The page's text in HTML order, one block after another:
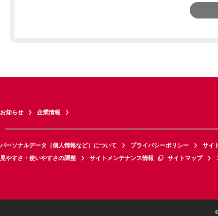
お知らせ 企業情報
パーソナルデータ（個人情報など）について プライバシーポリシー
サイ
見やすさ・使いやすさの調整
サイトメンテナンス情報 サイトマップ